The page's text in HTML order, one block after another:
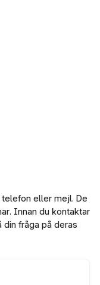
eller mejl. De
Innan du kontaktar
din fråga på deras